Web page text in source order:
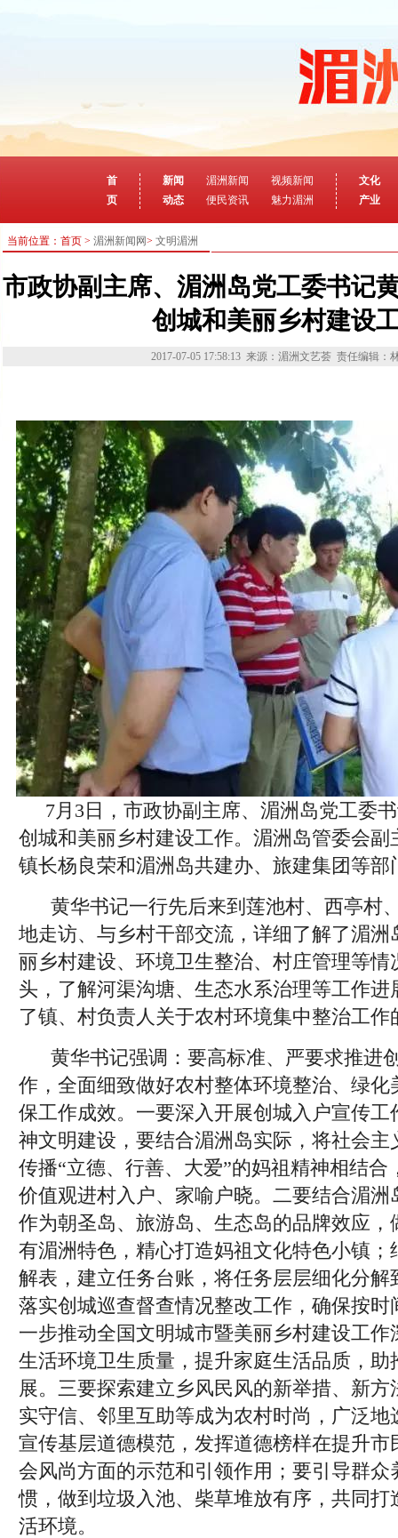
首
页
新闻
动态
湄洲新闻
便民资讯
视频新闻
魅力湄洲
文化
产业
当前位置：首页 > 湄洲新闻网> 文明湄洲
市政协副主席、湄洲岛党工委书记
创城和美丽乡村建设
2017-07-05 17:58:13 来源：湄洲文艺荟 责任编辑：
7月3日，市政协副主席、湄洲岛党工委
创城和美丽乡村建设工作。湄洲岛管委会副
镇长杨良荣和湄洲岛共建办、旅建集团等部
黄华书记一行先后来到莲池村、西亭村
地走访、与乡村干部交流，详细了解了湄洲
丽乡村建设、环境卫生整治、村庄管理等情
头，了解河渠沟塘、生态水系治理等工作进
了镇、村负责人关于农村环境集中整治工作
黄华书记强调：要高标准、严要求推进
作，全面细致做好农村整体环境整治、绿化
保工作成效。一要深入开展创城入户宣传工
神文明建设，要结合湄洲岛实际，将社会主
传播“立德、行善、大爱”的妈祖精神相结合
价值观进村入户、家喻户晓。二要结合湄洲
作为朝圣岛、旅游岛、生态岛的品牌效应，
有湄洲特色，精心打造妈祖文化特色小镇；
解表，建立任务台账，将任务层层细化分解
落实创城巡查督查情况整改工作，确保按时
一步推动全国文明城市暨美丽乡村建设工作
生活环境卫生质量，提升家庭生活品质，助
展。三要探索建立乡风民风的新举措、新
实守信、邻里互助等成为农村时尚，广泛地
宣传基层道德模范，发挥道德榜样在提升市
会风尚方面的示范和引领作用；要引导群众
惯，做到垃圾入池、柴草堆放有序，共同打
活环境。